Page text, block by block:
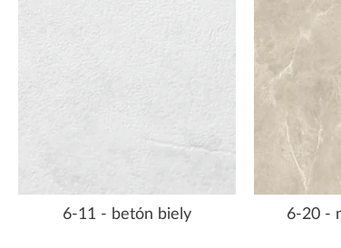
6-11 - betón biely 6-20 -